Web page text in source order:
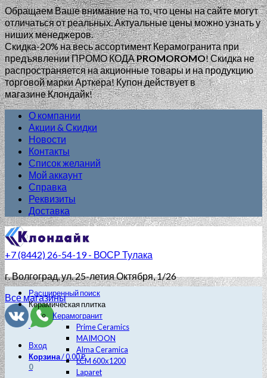
Обращаем Ваше внимание на то, что цены на сайте могут
отличаться от реальных. Актуальные цены можно узнать у
ниших менеджеров.
Скидка-20% на весь ассортимент Керамогранита при
предъявлении ПРОМО КОДАPROMOROMO!Скидка не
распространяется на акционные товары и на продукцию
торговой марки Арткера! Купон действует в
магазине Клондайк!
О компании
Акции & Скидки
Новости
Контакты
Список желаний
Мой аккаунт
Справка
Реквизиты
Доставка
+7 (8442) 26-54-19 - ВОСР Тулака
г. Волгоград, ул. 25-летия Октября, 1/26
Все магазины
Вход
Корзина/0.00₽
0
Расширенный поиск
Керамическая плитка
Керамогранит
Prime Ceramics
MAIMOON
Alma Ceramica
LCM 600х1200
Laparet